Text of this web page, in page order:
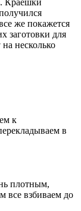
же покажется
заготовки для
несколько
к
в
плотным,
все взбиваем до